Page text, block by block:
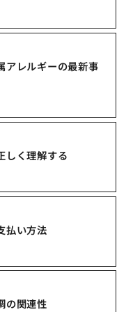
アレルギーの最新事
しく理解する
払い方法
の関連性